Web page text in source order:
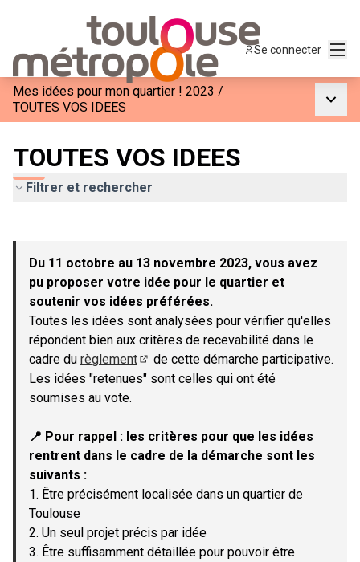
Se connecter
Mes idées pour mon quartier ! 2023 /
TOUTES VOS IDEES
TOUTES VOS IDEES
Filtrer et rechercher
−
Du 11 octobre au 13 novembre 2023, vous avez
pu proposer votre idée pour le quartier et
soutenir vos idées préférées.
Toutes les idées sont analysées pour vérifier qu'elles
répondent bien aux critères de recevabilité dans le
cadre du règlement
(Lien externe)
de cette démarche participative.
Les idées "retenues" sont celles qui ont été
soumises au vote.
📍 Pour rappel : les critères pour que les idées
rentrent dans le cadre de la démarche sont les
suivants :
1. Être précisément localisée dans un quartier de
Toulouse
2. Un seul projet précis par idée
3. Être suffisamment détaillée pour pouvoir être